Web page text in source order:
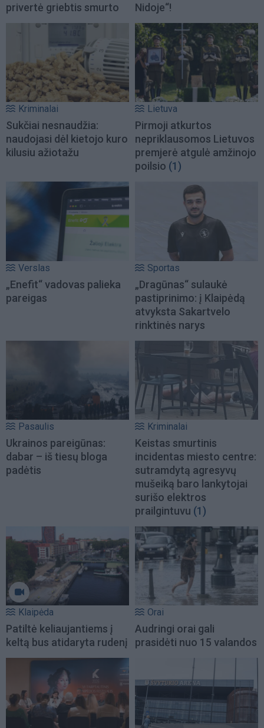
privertė griebtis smurto Nidoje“!
Kriminalai
Sukčiai nesnaudžia:
naudojasi dėl kietojo kuro
kilusiu ažiotažu
Lietuva
Pirmoji atkurtos
nepriklausomos Lietuvos
premjerė atgulė amžinojo
poilsio (1)
Verslas
„Enefit“ vadovas palieka
pareigas
Sportas
„Dragūnas“ sulaukė
pastiprinimo: į Klaipėdą
atvyksta Sakartvelo
rinktinės narys
Pasaulis
Ukrainos pareigūnas:
dabar – iš tiesų bloga
padėtis
Kriminalai
Keistas smurtinis
incidentas miesto centre:
sutramdytą agresyvų
mušeiką baro lankytojai
surišo elektros
prailgintuvu (1)
Klaipėda
Patiltė keliaujantiems į
keltą bus atidaryta rudenį
Orai
Audringi orai gali
prasidėti nuo 15 valandos